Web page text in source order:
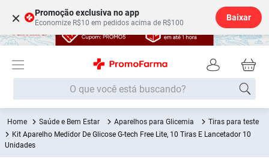
× Promoção exclusiva no app
Economize R$10 em pedidos acima de R$100
Baixar
O que você está buscando?
Saúde e Bem Estar Aparelhos para Glicemia
Tiras para teste
Kit Aparelho Medidor De Glicose G-tech Free Lite, 10 Tiras E Lancetador 10
Unidades
Termos mais buscados